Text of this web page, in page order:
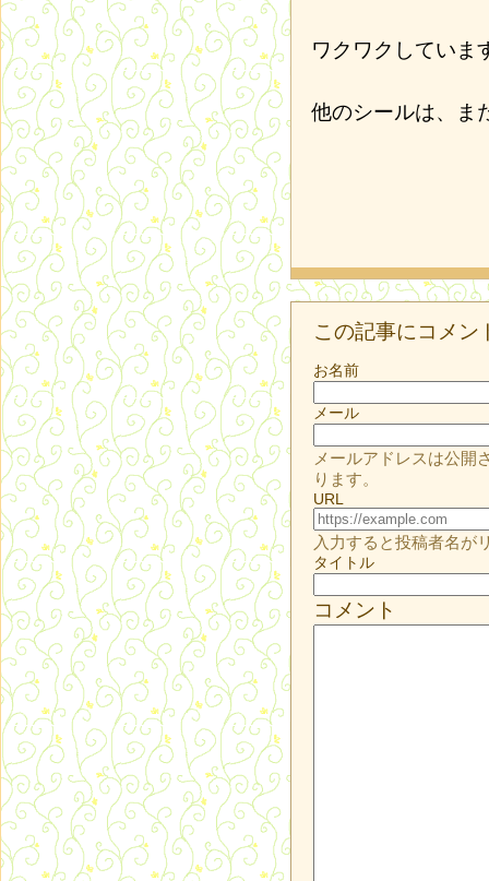
ワクワクしていま
他のシールは、ま
この記事にコメン
お名前
メール
メールアドレスは公開
ります。
URL
入力すると投稿者名が
タイトル
コメント